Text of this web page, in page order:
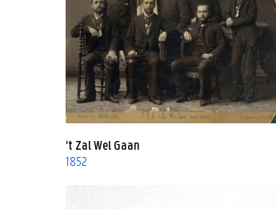
't Zal Wel Gaan
1852